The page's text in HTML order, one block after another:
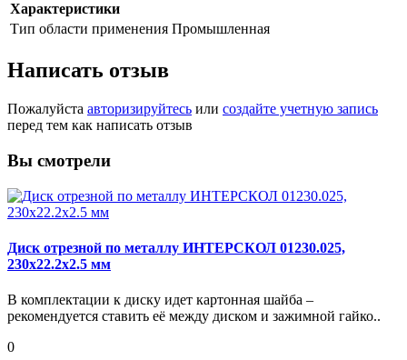
Характеристики
Тип области применения Промышленная
Написать отзыв
Пожалуйста авторизируйтесь или создайте учетную запись
перед тем как написать отзыв
Вы смотрели
Диск отрезной по металлу ИНТЕРСКОЛ 01230.025,
230x22.2x2.5 мм
В комплектации к диску идет картонная шайба –
рекомендуется ставить её между диском и зажимной гайко..
0